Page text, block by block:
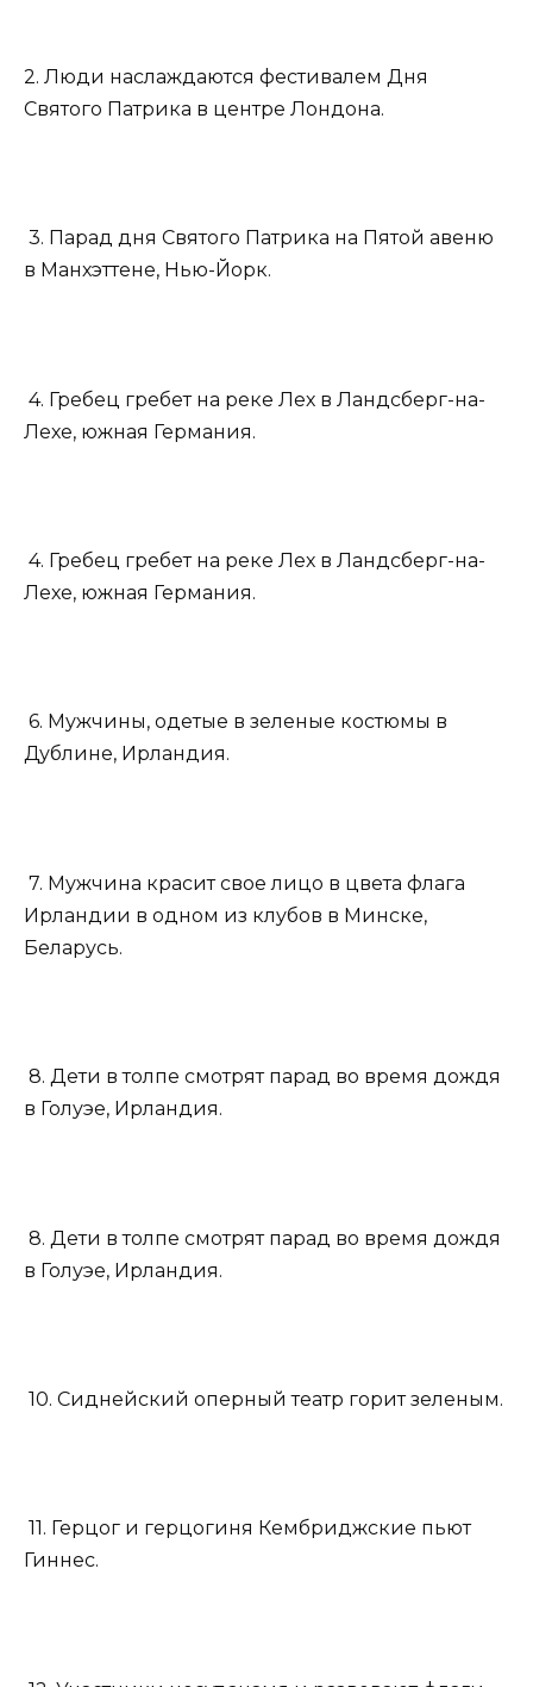
2. Люди наслаждаются фестивалем Дня
Святого Патрика в центре Лондона.
3. Парад дня Святого Патрика на Пятой авеню
в Манхэттене, Нью-Йорк.
4. Гребец гребет на реке Лех в Ландсберг-на-
Лехе, южная Германия.
4. Гребец гребет на реке Лех в Ландсберг-на-
Лехе, южная Германия.
6. Мужчины, одетые в зеленые костюмы в
Дублине, Ирландия.
7. Мужчина красит свое лицо в цвета флага
Ирландии в одном из клубов в Минске,
Беларусь.
8. Дети в толпе смотрят парад во время дождя
в Голуэе, Ирландия.
8. Дети в толпе смотрят парад во время дождя
в Голуэе, Ирландия.
10. Сиднейский оперный театр горит зеленым.
11. Герцог и герцогиня Кембриджские пьют
Гиннес.